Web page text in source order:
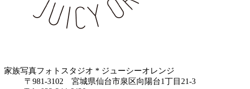
家族写真フォトスタジオ * ジューシーオレンジ
〒981-3102 宮城県仙台市泉区向陽台1丁目21-3